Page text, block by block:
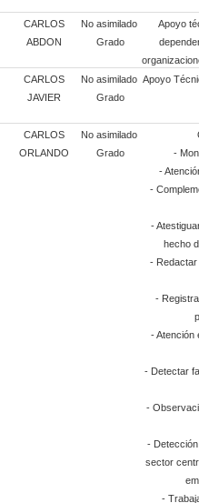
CARLOS
ABDON
No asimilado
Grado
Apoyo
CARLOS
JAVIER
No asimilado
Grado
Apoyo
CARLOS
ORLANDO
No asimilado
Grado
-
-
-
-
hecho
- Redactar
-
- Atención
- Detectar
-
-
sector
-